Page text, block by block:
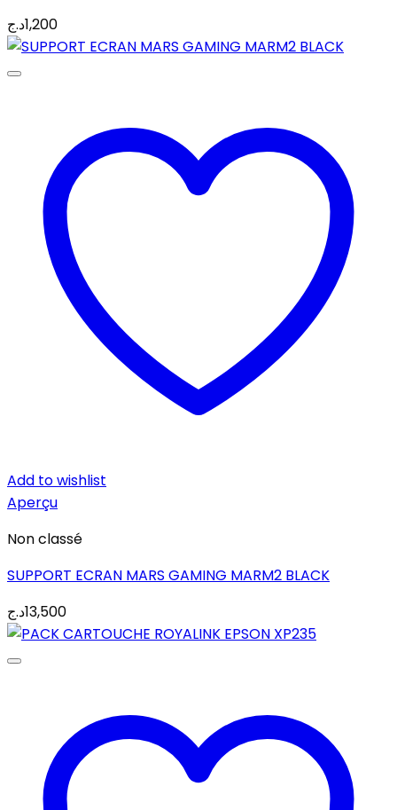
1,200د.ج
Add to wishlist
Aperçu
Non classé
SUPPORT ECRAN MARS GAMING MARM2 BLACK
13,500د.ج